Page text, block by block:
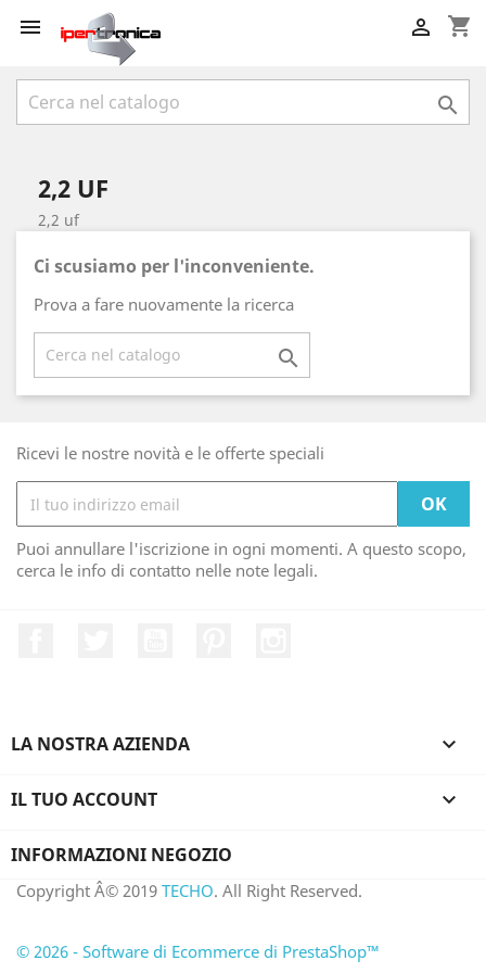
 shopping_cart


2,2 UF
2,2 uf
Ci scusiamo per l'inconveniente.
Prova a fare nuovamente la ricerca

Ricevi le nostre novità e le offerte speciali
Puoi annullare l'iscrizione in ogni momenti. A questo scopo,
cerca le info di contatto nelle note legali.
LA NOSTRA AZIENDA 
IL TUO ACCOUNT 
INFORMAZIONI NEGOZIO
Copyright Â© 2019 TECHO. All Right Reserved.
© 2026 - Software di Ecommerce di PrestaShop™